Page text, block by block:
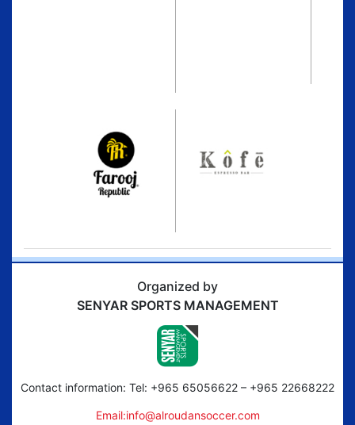
Organized by
SENYAR SPORTS MANAGEMENT
Contact information: Tel: +965 65056622 – +965 22668222
Email:info@alroudansoccer.com